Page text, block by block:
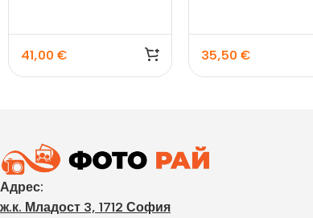
41,00 € 35,50 €
Адрес:
ж.к. Младост 3, 1712 София